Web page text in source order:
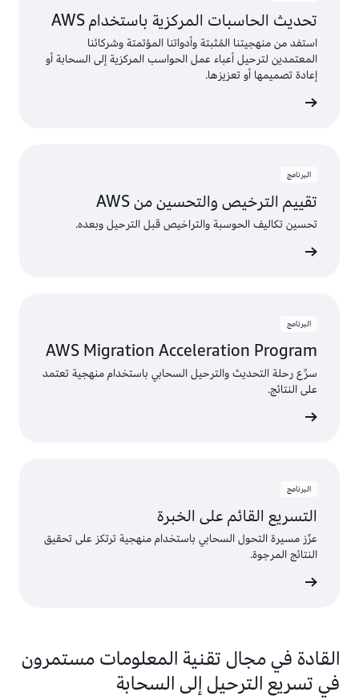
تحديث الحاسبات المركزية باستخدام AWS
استفد من منهجيتنا المُثبتة وأدواتنا المؤتمتة وشركائنا
المعتمدين لترحيل أعباء عمل الحواسب المركزية إلى السحابة أو
إعادة تصميمها أو تعزيزها.
البرنامج
تقييم الترخيص والتحسين من AWS
تحسين تكاليف الحوسبة والتراخيص قبل الترحيل وبعده.
البرنامج
AWS Migration Acceleration Program
سرِّع رحلة التحديث والترحيل السحابي باستخدام منهجية تعتمد
على النتائج.
البرنامج
التسريع القائم على الخبرة
عزّز مسيرة التحول السحابي باستخدام منهجية ترتكز على تحقيق
النتائج المرجوة.
القادة في مجال تقنية المعلومات مستمرون
في تسريع الترحيل إلى السحابة